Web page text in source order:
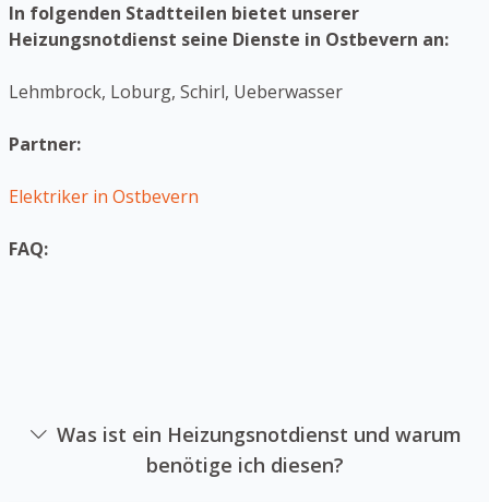
In folgenden Stadtteilen bietet unserer
Heizungsnotdienst seine Dienste in Ostbevern an:
Lehmbrock, Loburg, Schirl, Ueberwasser
Partner:
Elektriker in Ostbevern
FAQ:
Was ist ein Heizungsnotdienst und warum
benötige ich diesen?